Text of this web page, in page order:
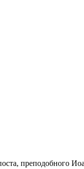
преподобного